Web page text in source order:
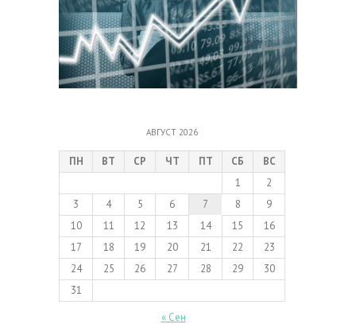
АВГУСТ 2026
ПН ВТ СР ЧТ ПТ СБ
ВС
1
2
3
4 5 6 7 8
9
10
11 12 13 14 15
16
17
18 19 20 21 22
23
24
25 26 27 28 29
30
31
« Сен